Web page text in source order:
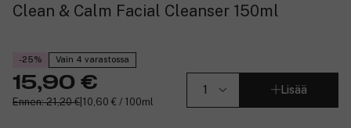
Clean & Calm Facial Cleanser 150ml
-25% Vain 4 varastossa
15,90 €
Ennen: 21,20 € 10,60 € / 100ml
Lisää